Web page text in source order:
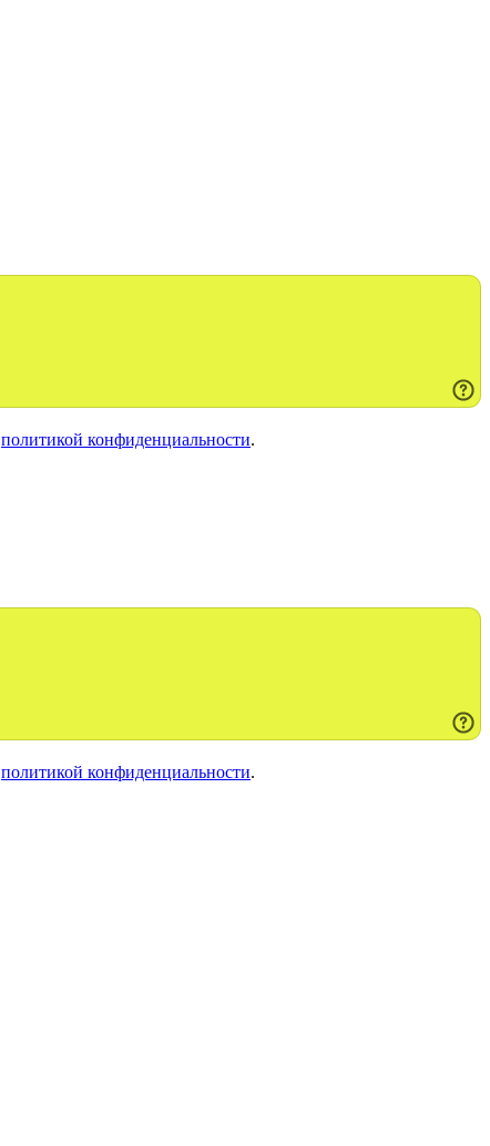
политикой конфиденциальности.
политикой конфиденциальности.